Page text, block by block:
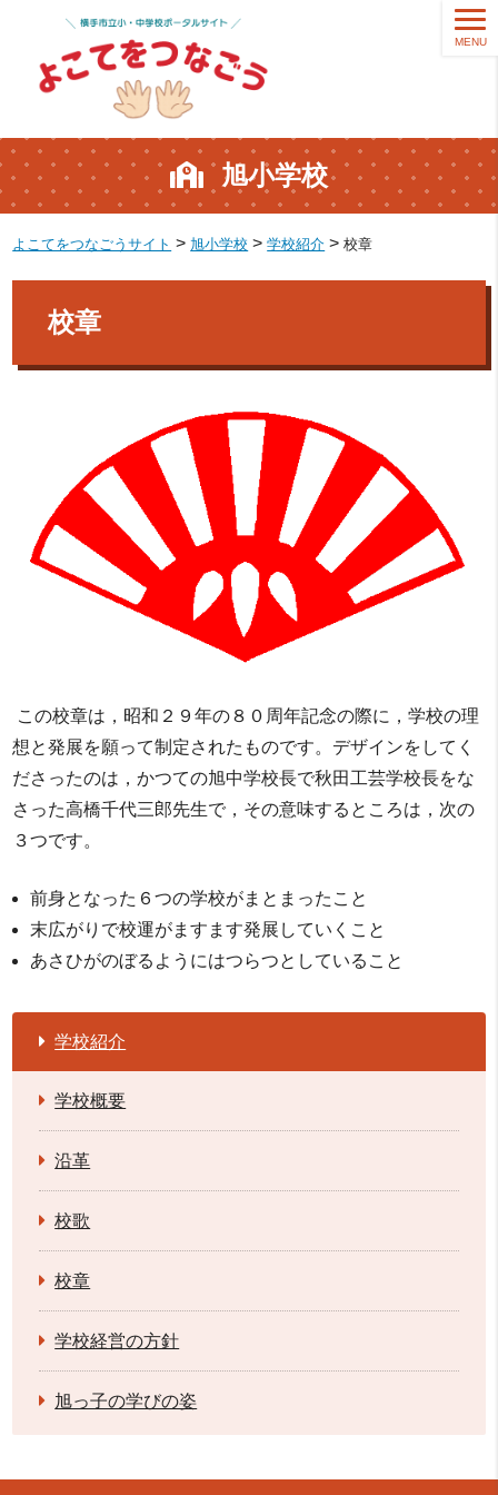
旭小学校
MENU
よこてをつなごうサイト >旭小学校 >学校紹介 >校章
校章
この校章は，昭和２９年の８０周年記念の際に，学校の理
想と発展を願って制定されたものです。デザインをしてく
ださったのは，かつての旭中学校長で秋田工芸学校長をな
さった高橋千代三郎先生で，その意味するところは，次の
３つです。
前身となった６つの学校がまとまったこと
末広がりで校運がますます発展していくこと
あさひがのぼるようにはつらつとしていること
学校紹介
学校概要
沿革
校歌
校章
学校経営の方針
旭っ子の学びの姿